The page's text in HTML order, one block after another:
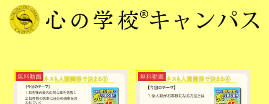
無料動画 無料動画